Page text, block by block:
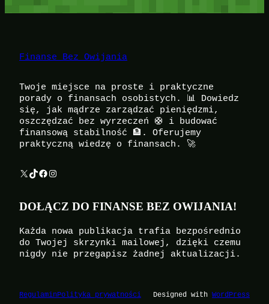
Finanse Bez Owijania
Twoje miejsce na proste i praktyczne
porady o finansach osobistych. 📊 Dowiedz
się, jak mądrze zarządzać pieniędzmi,
oszczędzać bez wyrzeczeń 🛟 i budować
finansową stabilność 🏦. Oferujemy
praktyczną wiedzę o finansach. 🚀
X TikTok Facebook Instagram
DOŁĄCZ DO FINANSE BEZ OWIJANIA!
Każda nowa publikacja trafia bezpośrednio
do Twojej skrzynki mailowej, dzięki czemu
nigdy nie przegapisz żadnej aktualizacji.
RegulaminPolityka prywatności Designed with WordPress